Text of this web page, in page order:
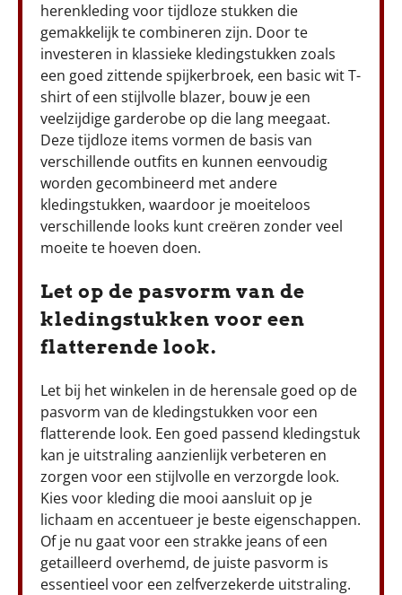
herenkleding voor tijdloze stukken die
gemakkelijk te combineren zijn. Door te
investeren in klassieke kledingstukken zoals
een goed zittende spijkerbroek, een basic wit T-
shirt of een stijlvolle blazer, bouw je een
veelzijdige garderobe op die lang meegaat.
Deze tijdloze items vormen de basis van
verschillende outfits en kunnen eenvoudig
worden gecombineerd met andere
kledingstukken, waardoor je moeiteloos
verschillende looks kunt creëren zonder veel
moeite te hoeven doen.
Let op de pasvorm van de
kledingstukken voor een
flatterende look.
Let bij het winkelen in de herensale goed op de
pasvorm van de kledingstukken voor een
flatterende look. Een goed passend kledingstuk
kan je uitstraling aanzienlijk verbeteren en
zorgen voor een stijlvolle en verzorgde look.
Kies voor kleding die mooi aansluit op je
lichaam en accentueer je beste eigenschappen.
Of je nu gaat voor een strakke jeans of een
getailleerd overhemd, de juiste pasvorm is
essentieel voor een zelfverzekerde uitstraling.